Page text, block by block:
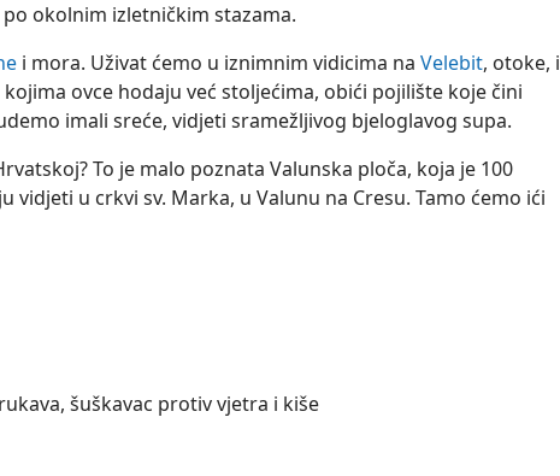
okolnim izletničkim stazama.
i mora. Uživat ćemo u iznimnim vidicima na Velebit, otoke, i
ovce hodaju već stoljećima, obići pojilište koje čini
imali sreće, vidjeti sramežljivog bjeloglavog supa.
To je malo poznata Valunska ploča, koja je 100
vidjeti u crkvi sv. Marka, u Valunu na Cresu. Tamo ćemo ići
šuškavac protiv vjetra i kiše